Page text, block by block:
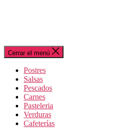
Cerrar el menú
Postres
Salsas
Pescados
Carnes
Pasteleria
Verduras
Cafeterías